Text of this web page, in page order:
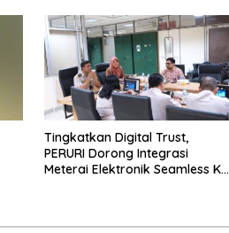
Tingkatkan Digital Trust,
PERURI Dorong Integrasi
Meterai Elektronik Seamless Ke